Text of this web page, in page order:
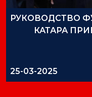
РУКОВОДСТВО
КАТАРА
25-03-2025